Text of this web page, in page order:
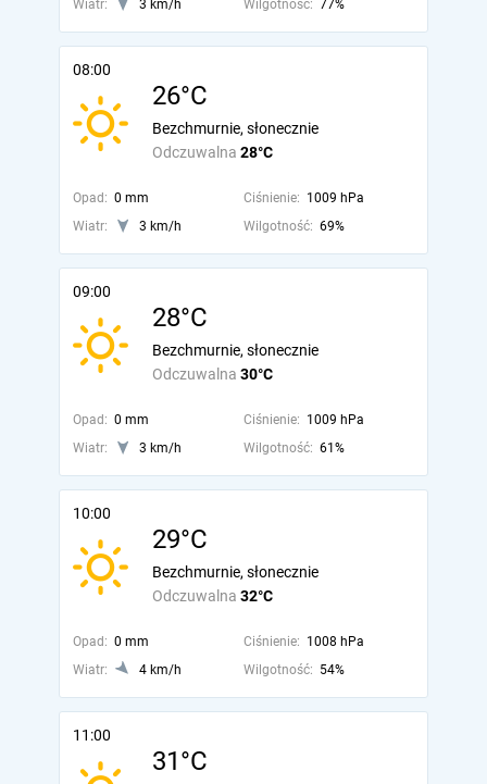
Wiatr: 3 km/h Wilgotność: 77%
08:00
26°C
Odczuwalna 28°C
Bezchmurnie, słonecznie
Opad: 0 mm Ciśnienie: 1009 hPa
Wiatr:
3 km/h Wilgotność: 69%
09:00
28°C
Odczuwalna 30°C
Bezchmurnie, słonecznie
Opad: 0 mm Ciśnienie: 1009 hPa
Wiatr:
3 km/h Wilgotność: 61%
10:00
29°C
Odczuwalna 32°C
Bezchmurnie, słonecznie
Opad: 0 mm Ciśnienie: 1008 hPa
Wiatr:
4 km/h Wilgotność: 54%
11:00
31°C